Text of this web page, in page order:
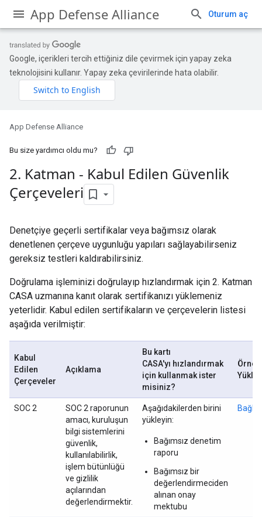
App Defense Alliance Oturum aç
Google, içerikleri tercih ettiğiniz dile çevirmek için yapay zeka
teknolojisini kullanır. Yapay zeka çevirilerinde hata olabilir.
App Defense Alliance
Bu size yardımcı oldu mu?
2. Katman - Kabul Edilen Güvenlik
Çerçeveleri
Denetçiye geçerli sertifikalar veya bağımsız olarak
denetlenen çerçeve uygunluğu yapıları sağlayabilirseniz
gereksiz testleri kaldırabilirsiniz.
Doğrulama işleminizi doğrulayıp hızlandırmak için 2. Katman
CASA uzmanına kanıt olarak sertifikanızı yüklemeniz
yeterlidir. Kabul edilen sertifikaların ve çerçevelerin listesi
aşağıda verilmiştir:
Kabul
Edilen
Çerçeveler
Açıklama
Bu kartı
CASA'yı hızlandırmak
için kullanmak ister
misiniz?
Örnek
SOC 2
SOC 2 raporunun
amacı, kuruluşun
bilgi sistemlerini
güvenlik,
kullanılabilirlik,
işlem bütünlüğü
ve gizlilik
açılarından
değerlendirmektir.
Aşağıdakilerden birini
yükleyin:
Bağımsız denetim
raporu
Bağımsız bir
değerlendirmeciden
alınan onay
mektubu